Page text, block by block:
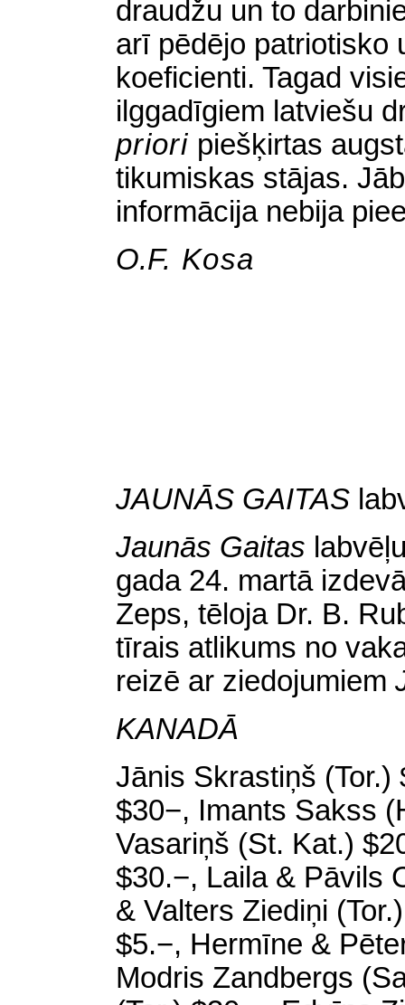
draudžu un to
arī pēdējo patriotisko
koeficienti. Tagad
ilggadīgiem latviešu
priori piešķirtas
tikumiskas stājas.
informācija nebija
O.F. Kosa
JAUNĀS GAITAS
Jaunās Gaitas
gada 24. martā
Zeps, tēloja Dr. B.
tīrais atlikums no
reizē ar ziedojumiem
KANADĀ
Jānis Skrastiņš (Tor.)
$30−, Imants Sakss (
Vasariņš (St. Kat.)
$30.−, Laila & Pāvils
& Valters Ziediņi (Tor
$5.−, Hermīne &
Modris Zandbergs (